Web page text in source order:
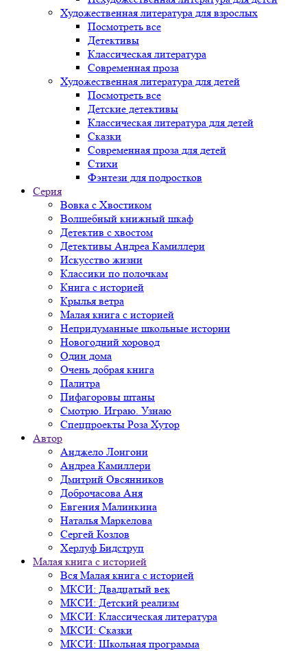
Художественная литература для взрослых
Посмотреть все
Детективы
Классическая литература
Современная проза
Художественная литература для детей
Посмотреть все
Детские детективы
Классическая литература для детей
Сказки
Современная проза для детей
Стихи
Фэнтези для подростков
Серия
Вовка с Хвостиком
Волшебный книжный шкаф
Детектив с хвостом
Детективы Андреа Камиллери
Искусство жизни
Классики по полочкам
Книга с историей
Крылья ветра
Малая книга с историей
Непридуманные школьные истории
Новогодний хоровод
Один дома
Очень добрая книга
Палитра
Пифагоровы штаны
Смотрю. Играю. Узнаю
Спецпроекты Роза Хутор
Автор
Анджело Лонгони
Андреа Камиллери
Дмитрий Овсянников
Доброчасова Аня
Евгения Малинкина
Наталья Маркелова
Сергей Козлов
Херлуф Бидструп
Малая книга с историей
Вся Малая книга с историей
МКСИ: Двадцатый век
МКСИ: Детский реализм
МКСИ: Классическая литература
МКСИ: Сказки
МКСИ: Школьная программа